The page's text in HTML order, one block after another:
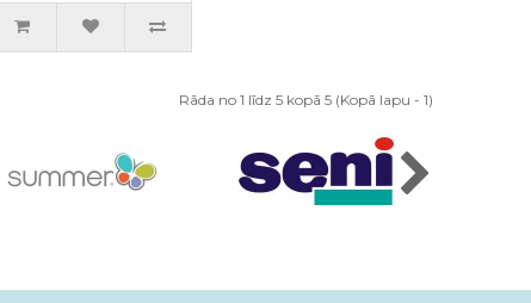
Rāda no 1 līdz 5 kopā 5 (Kopā lapu - 1)